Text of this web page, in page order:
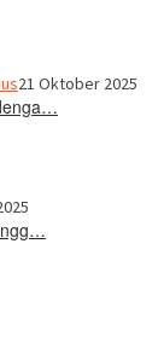
21 Oktober 2025